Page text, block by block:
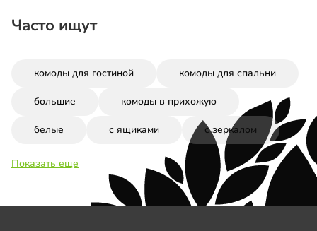
Часто ищут
комоды для гостиной комоды для спальни
большие комоды в прихожую
белые с ящиками с зеркалом
Показать еще